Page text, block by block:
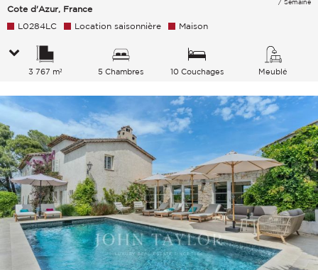
Cote d'Azur, France
/ Semaine
L0284LC Location saisonnière Maison
3 767 m² 5 Chambres 10 Couchages Meublé